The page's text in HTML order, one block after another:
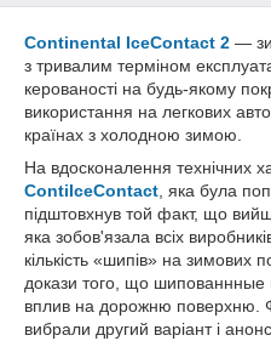
Continental IceContact 2 —
з тривалим терміном
керованості на будь-якому
використання на легкових
країнах з холодною зимою.
На вдосконалення технічних
ContiIceContact , яка була
підштовхнув той факт, що
яка зобов'язала всіх
кількість «шипів» на зимових
докази того, що
вплив на дорожню поверхню.
вибрали другий варіант і